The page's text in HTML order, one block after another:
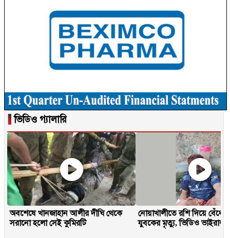
▐ভিডিও গ্যালারি
অবশেষে খানজাহান আলীর দীঘি থেকে
সরানো হলো সেই কুমিরটি
নোয়াখালীতে রশি দিয়ে বেঁধে
যুবকের মৃত্যু, ভিডিও ভাইরাল